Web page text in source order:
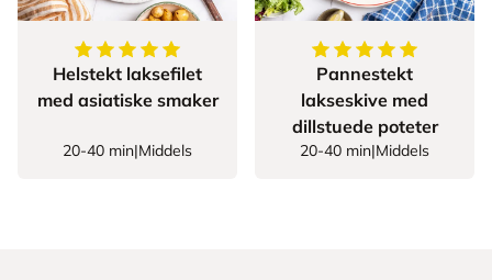
5av5stjerner
Helstekt laksefilet
med asiatiske smaker
20-40 min|Middels
5av5stjerner
Pannestekt
lakseskive med
dillstuede poteter
20-40 min|Middels